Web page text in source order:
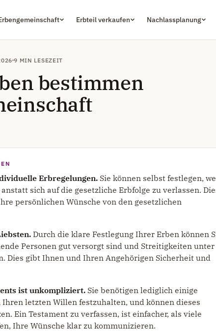
Erbteil verkaufen Nachlassplanung
9 MIN LESEZEIT
bestimmen
Erbregelungen. Sie können selbst festlegen,
sich auf die gesetzliche Erbfolge zu verlassen.
persönlichen Wünsche von den gesetzlichen
Durch die klare Festlegung Ihrer Erben können
Personen gut versorgt sind und Streitigkeiten unter
Dies gibt Ihnen und Ihren Angehörigen Sicherheit und
ist unkompliziert. Sie benötigen lediglich einige
letzten Willen festzuhalten, und können dieses
Ein Testament zu verfassen, ist einfacher, als viele
Ihre Wünsche klar zu kommunizieren.